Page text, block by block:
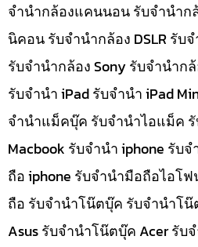
จำนำกล้องแคนนอน รับจำนำก
นิคอน รับจำนำกล้อง DSLR รับ
รับจำนำกล้อง Sony รับจำนำก
รับจำนำ iPad รับจำนำ iPad
จำนำแม็คบุ๊ค รับจำนำไอแม็ค รั
Macbook รับจำนำ iphone รับ
ถือ iphone รับจำนำมือถือไอโ
ถือ รับจำนำโน๊ตบุ๊ค รับจำนำโ
Asus รับจำนำโน๊ตบุ๊ค Acer รับ